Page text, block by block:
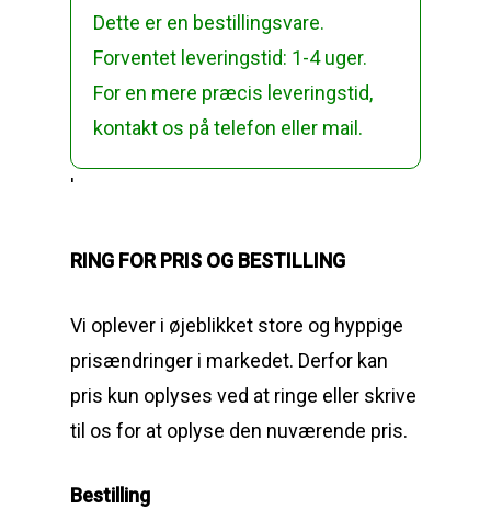
Dette er en bestillingsvare.
Forventet leveringstid: 1-4 uger.
For en mere præcis leveringstid,
kontakt os på telefon eller mail.
'
RING FOR PRIS OG BESTILLING
Vi oplever i øjeblikket store og hyppige
prisændringer i markedet. Derfor kan
pris kun oplyses ved at ringe eller skrive
til os for at oplyse den nuværende pris.
Bestilling